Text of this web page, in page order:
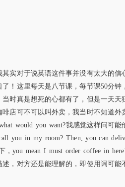
实对于说英语这件事并没有太大的
！这里每天是八节课，每节课50分
时真是想死的心都有了，但是一天
店可不可以叫外卖，我当时不知道
would you want?我感觉这样问可能
you in my room? Then, you can
，you mean I must order coffee in
，对方还是能理解的，即使用词可能